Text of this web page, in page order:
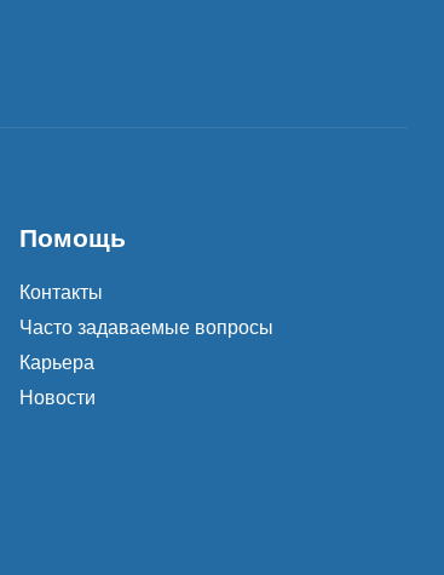
Помощь
Контакты
Часто задаваемые вопросы
Карьера
Новости